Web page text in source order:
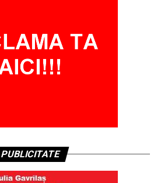
PUBLICITATE